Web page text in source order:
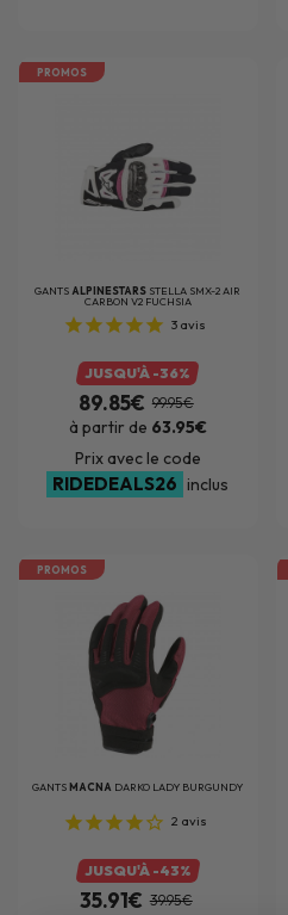
PROMOS
GANTS ALPINESTARS STELLA SMX-2 AIR
CARBON V2 FUCHSIA
3 avis
JUSQU'À -36%
89.85€ 99.95€
à partir de 63.95€
Prix avec le code
RIDEDEALS26 inclus
PROMOS
GANTS MACNA DARKO LADY BURGUNDY
2 avis
JUSQU'À -43%
35.91€ 39.95€